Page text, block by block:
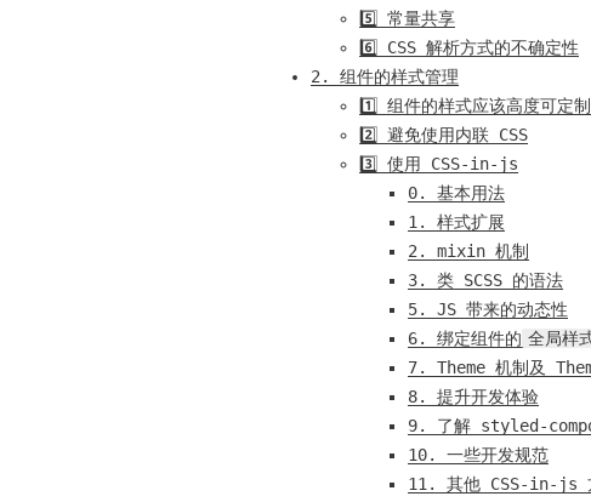
5️⃣ 常量共享
6️⃣ CSS 解析方式的不确定性
2. 组件的样式管理
1️⃣ 组件的样式应该高度可定
2️⃣ 避免使用内联 CSS
3️⃣ 使用 CSS-in-js
0. 基本用法
1. 样式扩展
2. mixin 机制
3. 类 SCSS 的语法
5. JS 带来的动态性
6. 绑定组件的 全局样
7. Theme 机制及
8. 提升开发体验
9. 了解 styled-
10. 一些开发规范
11. 其他 CSS-in-js